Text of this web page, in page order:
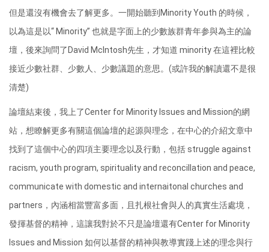
但是還沒有機會去了解更多。一開始聽到Minority Youth 的時候，
以為這是以“ Minority” 也就是字面上的少數族群青年参與為主的論
壇，後來詢問了David McIntosh先生，才知道 minority 在這裡比較
接近少數社群、少數人、少數議題的意思。(或許我的解讀還不是很
清楚)
論壇結束後，我上了Center for Minority Issues and Mission的網
站，想瞭解更多有關這個論壇的起源與理念，在中心的介紹文章中
找到了這個中心的四項主要理念以及行動，包括 struggle against
racism, youth program, spirituality and reconcillation and peace,
communicate with domestic and internaitonal churches and
partners，內涵相當豐富多面，且扎根社會與人的真實生活處境，
發揮基督的精神，這讓我對於不只是論壇還有Center for Minority
Issues and Mission 如何以基督的精神與教導實踐上述的理念與行